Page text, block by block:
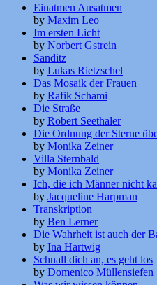
Einatmen Ausatmen
by Maxim Leo
Im ersten Licht
by Norbert Gstrein
Sanditz
by Lukas Rietzschel
Das Mosaik der Frauen
by Rafik Schami
Die Straße
by Robert Seethaler
Die Ordnung der Sterne
by Monika Zeiner
Villa Sternbald
by Monika Zeiner
Ich, die ich Männer nicht
by Jacqueline Harpman
Transkription
by Ben Lerner
Die Wahrheit ist auch der
by Ina Hartwig
Schnall dich an, es geht los
by Domenico Müllensiefen